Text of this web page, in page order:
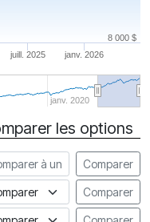
juill. 2025 janv. 2026
janv. 2020
8 000 $
les options
à un autre fonds
Comparer
à un indiceComparer
à un Indice de